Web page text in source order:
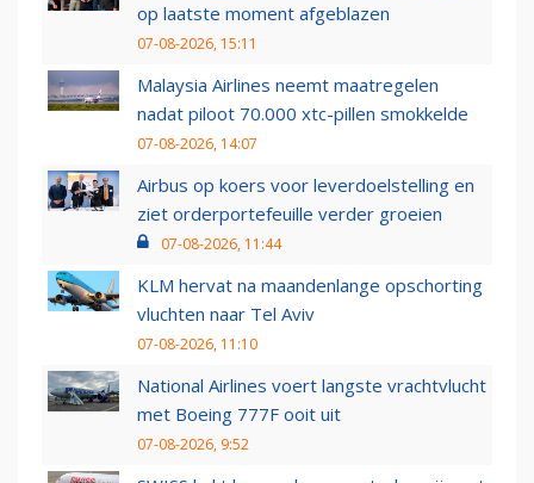
op laatste moment afgeblazen
07-08-2026, 15:11
Malaysia Airlines neemt maatregelen
nadat piloot 70.000 xtc-pillen smokkelde
07-08-2026, 14:07
Airbus op koers voor leverdoelstelling en
ziet orderportefeuille verder groeien
07-08-2026, 11:44
KLM hervat na maandenlange opschorting
vluchten naar Tel Aviv
07-08-2026, 11:10
National Airlines voert langste vrachtvlucht
met Boeing 777F ooit uit
07-08-2026, 9:52